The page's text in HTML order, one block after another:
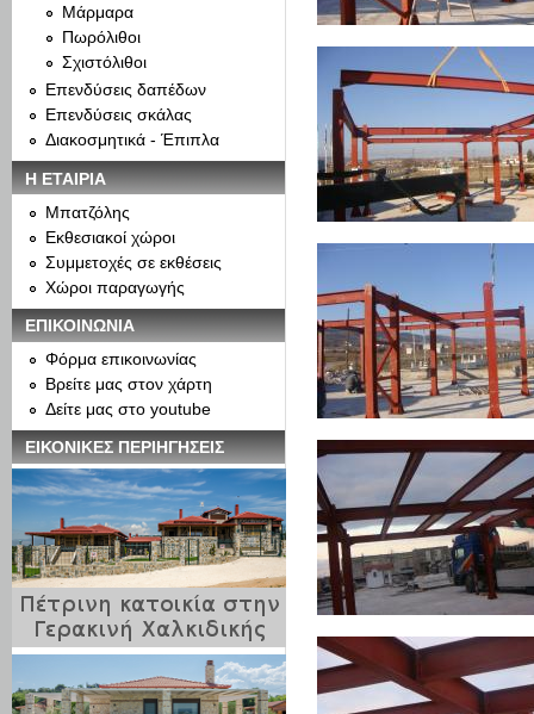
Μάρμαρα
Πωρόλιθοι
Σχιστόλιθοι
Επενδύσεις δαπέδων
Επενδύσεις σκάλας
Διακοσμητικά - Έπιπλα
Η ΕΤΑΙΡΙΑ
Μπατζόλης
Εκθεσιακοί χώροι
Συμμετοχές σε εκθέσεις
Χώροι παραγωγής
ΕΠΙΚΟΙΝΩΝΙΑ
Φόρμα επικοινωνίας
Βρείτε μας στον χάρτη
Δείτε μας στο youtube
ΕΙΚΟΝΙΚΕΣ ΠΕΡΙΗΓΗΣΕΙΣ